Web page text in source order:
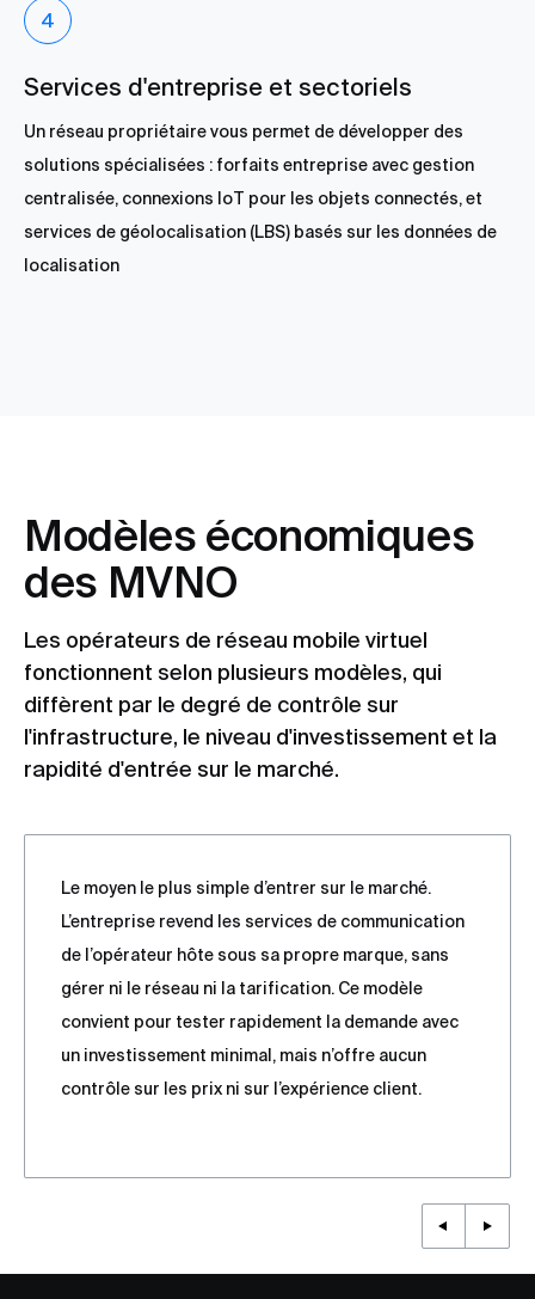
Services d'entreprise et sectoriels
Un réseau propriétaire vous permet de développer des
solutions spécialisées : forfaits entreprise avec gestion
centralisée, connexions IoT pour les objets connectés, et
services de géolocalisation (LBS) basés sur les données de
localisation
Modèles économiques
des MVNO
Les opérateurs de réseau mobile virtuel
fonctionnent selon plusieurs modèles, qui
diffèrent par le degré de contrôle sur
l'infrastructure, le niveau d'investissement et la
rapidité d'entrée sur le marché.
Le moyen le plus simple d’entrer sur le marché.
L’entreprise revend les services de communication
de l’opérateur hôte sous sa propre marque, sans
gérer ni le réseau ni la tarification. Ce modèle
convient pour tester rapidement la demande avec
un investissement minimal, mais n’offre aucun
contrôle sur les prix ni sur l’expérience client.